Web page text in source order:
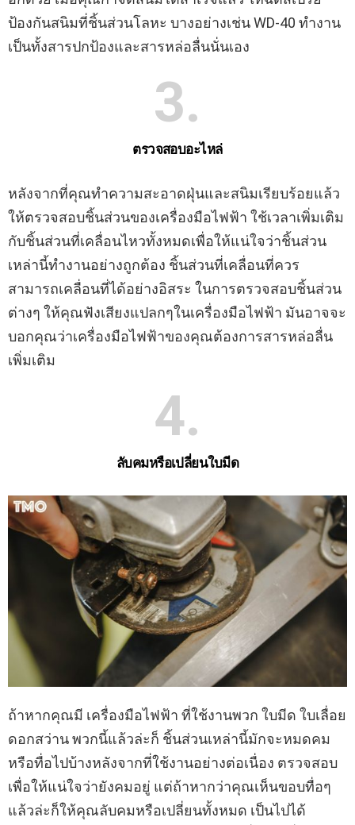
ป้องกันสนิมที่ชิ้นส่วนโลหะ บางอย่างเช่น WD-40 ทำงาน
เป็นทั้งสารปกป้องและสารหล่อลื่นนั่นเอง
3
ตรวจสอบอะไหล่
หลังจากที่คุณทำความสะอาดฝุ่นและสนิมเรียบร้อยแล้ว
ให้ตรวจสอบชิ้นส่วนของเครื่องมือไฟฟ้า ใช้เวลาเพิ่มเติม
กับชิ้นส่วนที่เคลื่อนไหวทั้งหมดเพื่อให้แน่ใจว่าชิ้นส่วน
เหล่านี้ทำงานอย่างถูกต้อง ชิ้นส่วนที่เคลื่อนที่ควร
สามารถเคลื่อนที่ได้อย่างอิสระ ในการตรวจสอบชิ้นส่วน
ต่างๆ ให้คุณฟังเสียงแปลกๆในเครื่องมือไฟฟ้า มันอาจจะ
บอกคุณว่าเครื่องมือไฟฟ้าของคุณต้องการสารหล่อลื่น
เพิ่มเติม
4
ลับคมหรือเปลี่ยนใบมีด
ถ้าหากคุณมี เครื่องมือไฟฟ้า ที่ใช้งานพวก ใบมีด ใบเลื่อย
ดอกสว่าน พวกนี้แล้วล่ะก็ ชิ้นส่วนเหล่านี้มักจะหมดคม
หรือทื่อไปบ้างหลังจากที่ใช้งานอย่างต่อเนื่อง ตรวจสอบ
เพื่อให้แน่ใจว่ายังคมอยู่ แต่ถ้าหากว่าคุณเห็นขอบทื่อๆ
แล้วล่ะก็ให้คุณลับคมหรือเปลี่ยนทั้งหมด เป็นไปได้